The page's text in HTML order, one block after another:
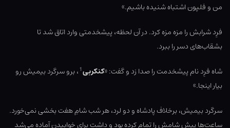
من و فلپون اشتباه شنیده باشیم.»
فرِد شرابش را مزه مزه کرد. در آن لحظه، پیشخدمتی وارد اتاق شد تا
بشقاب‌های دسر را ببرد.
شاه فرِد نام پیشخدمت را صدا زد و گفت: «کنکربی1، برو سرگرد بیمیش رو
بیار اینجا.»
سرگرد بیمیش، برخلاف پادشاه و دو لرد، هر شب شامِ هفت بخشی نمی‌خورد.
ساعت‌ها پیش شامش را تمام کرده بود و داشت برای خوابیدن آماده می‌شد